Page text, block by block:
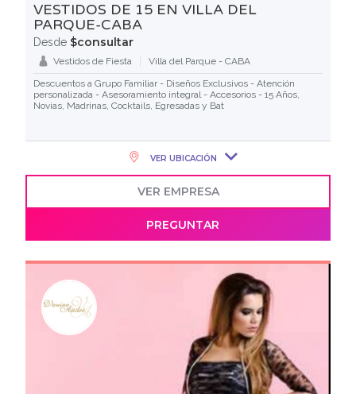
VESTIDOS DE 15 EN VILLA DEL
PARQUE-CABA
Desde $consultar
Vestidos de Fiesta
Villa del Parque - CABA
Descuentos a Grupo Familiar - Diseños Exclusivos - Atención
personalizada - Asesoramiento integral - Accesorios - 15 Años,
Novias, Madrinas, Cocktails, Egresadas y Bat
VER UBICACIÓN
VER EMPRESA
PREGUNTAR